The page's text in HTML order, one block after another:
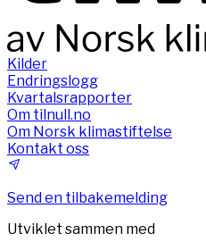
Kilder
Endringslogg
Kvartalsrapporter
Om tilnull.no
Om Norsk klimastiftelse
Kontakt oss
Send en tilbakemelding
Utviklet sammen med